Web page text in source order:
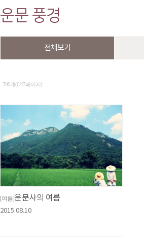
운문 풍경
전체보기
700개(6/47페이지)
[여름]운문사의 여름
2015.08.10